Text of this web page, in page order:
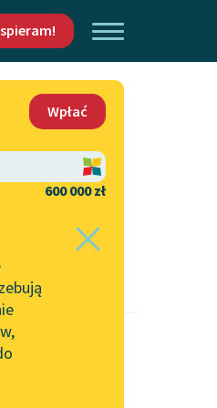
Wpłać
600 000 zł